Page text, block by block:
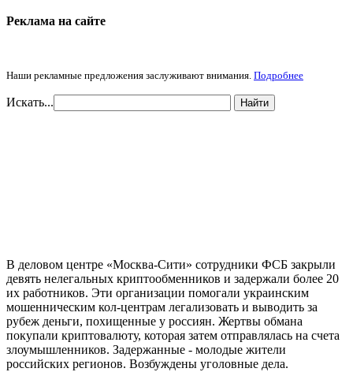
Реклама на cайте
Наши рекламные предложения заслуживают внимания. Подробнее
Искать... Найти
В деловом центре «Москва-Сити» сотрудники ФСБ закрыли
девять нелегальных криптообменников и задержали более 20
их работников. Эти организации помогали украинским
мошенническим кол-центрам легализовать и выводить за
рубеж деньги, похищенные у россиян. Жертвы обмана
покупали криптовалюту, которая затем отправлялась на счета
злоумышленников. Задержанные - молодые жители
российских регионов. Возбуждены уголовные дела.